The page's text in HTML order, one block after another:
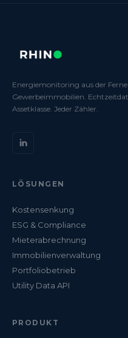
Energiemonitoring aus der
Gewerbeimmobilien.
Assetklasse. Jeder Zähler.
LÖSUNGEN
Kostensenkung
ESG & Compliance
Mieterabrechnung
Immobilienverwaltung
Portfoliobetrieb
Utility Data API
PRODUKT